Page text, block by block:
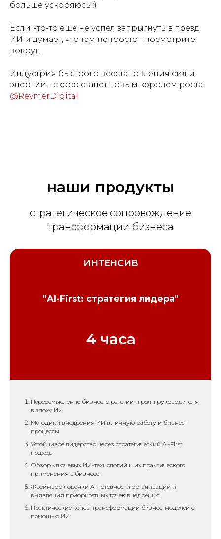
больше ускоряюсь :)
Если кто-то еще не успел запрыгнуть в поезд
ИИ и думает, что там непросто - посмотрите
вокруг.
Индустрия быстрого восстановления сил и
энергии - скоро станет новым королем роста.
@ReymerDigital
наши продукты
стратегическое сопровождение
трансформации бизнеса
ИНТЕНСИВ
"AI-First: стратегия лидера"
4 часа
Переосмысление бизнес-стратегии и роли руководителя
в эпоху ИИ
Методики внедрения ИИ в личную работу и бизнес-
процессы
Устойчивое лидерство через стратегический AI-First
подход
Обзор ключевых ИИ-технологий и их практического
применения в бизнесе
Фреймворк оценки AI-готовности организации и
выявления приоритетных точек внедрения
Практические кейсы трансформации бизнес-моделей с
помощью ИИ